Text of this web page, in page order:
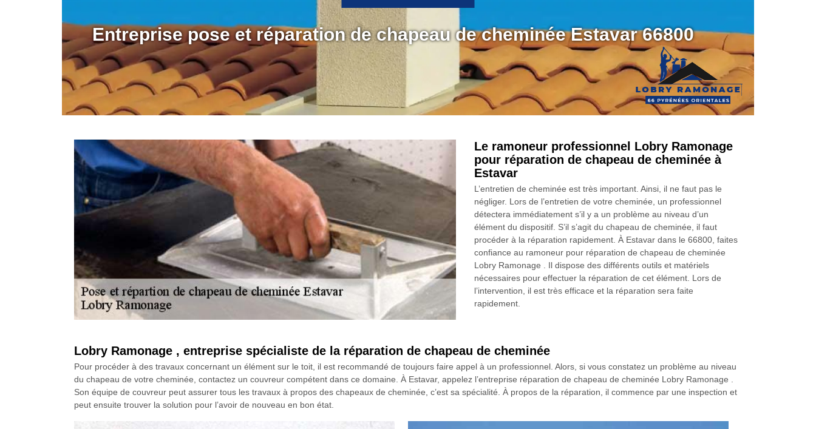
Entreprise pose et réparation de chapeau de cheminée Estavar 66800
Le ramoneur professionnel Lobry Ramonage
pour réparation de chapeau de cheminée à
Estavar
L’entretien de cheminée est très important. Ainsi, il ne faut pas le
négliger. Lors de l’entretien de votre cheminée, un professionnel
détectera immédiatement s’il y a un problème au niveau d’un
élément du dispositif. S’il s’agit du chapeau de cheminée, il faut
procéder à la réparation rapidement. À Estavar dans le 66800, faites
confiance au ramoneur pour réparation de chapeau de cheminée
Lobry Ramonage . Il dispose des différents outils et matériels
nécessaires pour effectuer la réparation de cet élément. Lors de
l’intervention, il est très efficace et la réparation sera faite
rapidement.
Lobry Ramonage , entreprise spécialiste de la réparation de chapeau de cheminée
Pour procéder à des travaux concernant un élément sur le toit, il est recommandé de toujours faire appel à un professionnel. Alors, si vous constatez un problème au niveau
du chapeau de votre cheminée, contactez un couvreur compétent dans ce domaine. À Estavar, appelez l’entreprise réparation de chapeau de cheminée Lobry Ramonage .
Son équipe de couvreur peut assurer tous les travaux à propos des chapeaux de cheminée, c’est sa spécialité. À propos de la réparation, il commence par une inspection et
peut ensuite trouver la solution pour l’avoir de nouveau en bon état.